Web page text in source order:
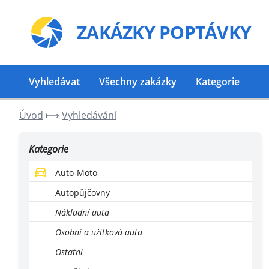
ZAKÁZKY POPTÁVKY
Vyhledávat Všechny zakázky Kategorie
Úvod ⟼ Vyhledávání
Kategorie
Auto-Moto
Autopůjčovny
Nákladní auta
Osobní a užitková auta
Ostatní